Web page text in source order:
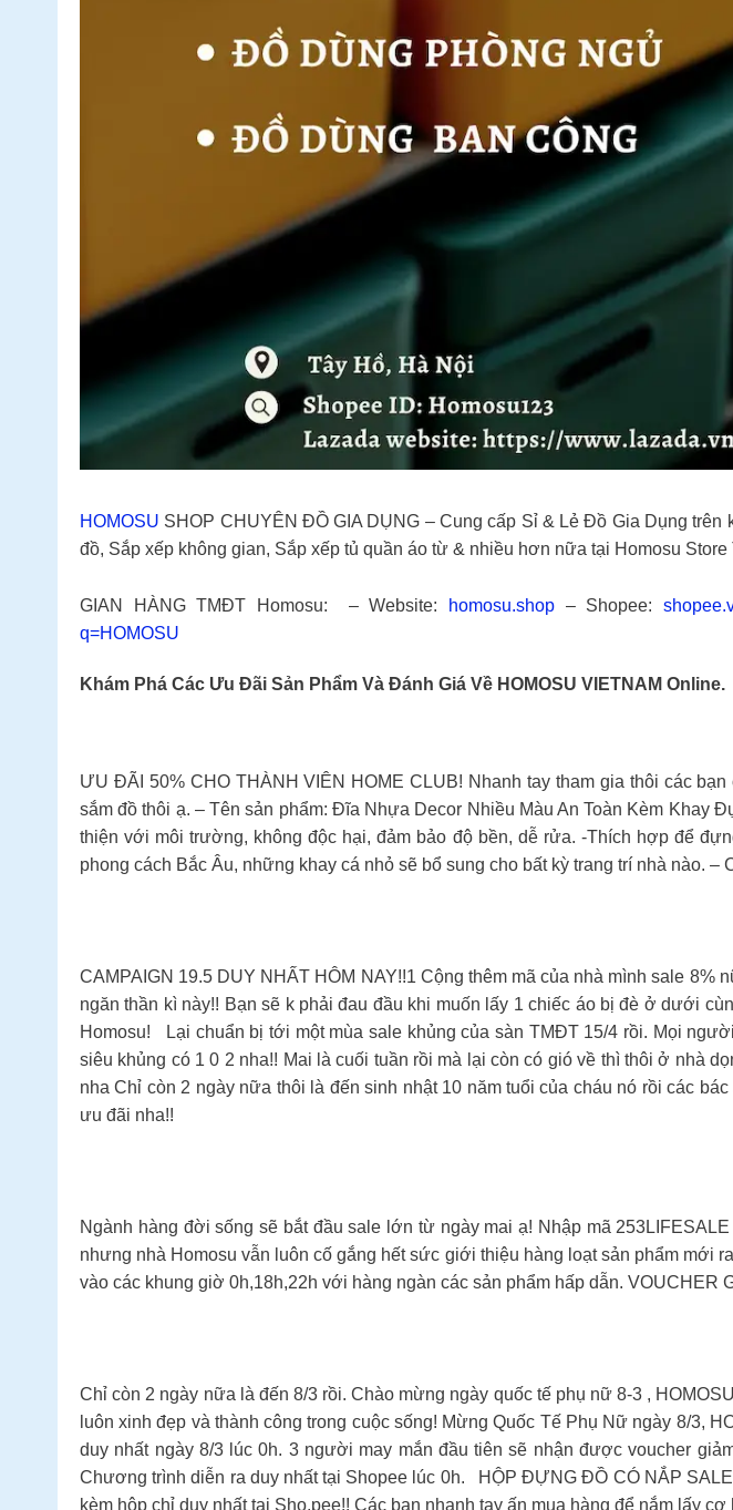
HOMOSU SHOP CHUYÊN ĐỒ GIA DỤNG – Cung cấp Sỉ & Lẻ Đồ Gia Dụng
đồ, Sắp xếp không gian, Sắp xếp tủ quần áo từ & nhiều hơn nữa tại Homosu
GIAN HÀNG TMĐT Homosu: – Website: homosu.shop– Shopee:
q=HOMOSU
Khám Phá Các Ưu Đãi Sản Phẩm Và Đánh Giá Về HOMOSU VIETNAM Online.
ƯU ĐÃI 50% CHO THÀNH VIÊN HOME CLUB! Nhanh tay tham gia thôi các
sắm đồ thôi ạ. – Tên sản phẩm: Đĩa Nhựa Decor Nhiều Màu An Toàn Kèm
thiện với môi trường, không độc hại, đảm bảo độ bền, dễ rửa. -Thích hợp để
phong cách Bắc Âu, những khay cá nhỏ sẽ bổ sung cho bất kỳ trang trí nhà nào.
CAMPAIGN 19.5 DUY NHẤT HÔM NAY!!1 Cộng thêm mã của nhà mình sale
ngăn thần kì này!! Bạn sẽ k phải đau đầu khi muốn lấy 1 chiếc áo bị đè ở dưới
Homosu! Lại chuẩn bị tới một mùa sale khủng của sàn TMĐT 15/4 rồi. Mọi
siêu khủng có 1 0 2 nha!! Mai là cuối tuần rồi mà lại còn có gió về thì thôi ở nhà
nha Chỉ còn 2 ngày nữa thôi là đến sinh nhật 10 năm tuổi của cháu nó rồi các
ưu đãi nha!!
Ngành hàng đời sống sẽ bắt đầu sale lớn từ ngày mai ạ! Nhập mã
nhưng nhà Homosu vẫn luôn cố gắng hết sức giới thiệu hàng loạt sản phẩm mới
vào các khung giờ 0h,18h,22h với hàng ngàn các sản phẩm hấp dẫn. VOUCHER
Chỉ còn 2 ngày nữa là đến 8/3 rồi. Chào mừng ngày quốc tế phụ nữ 8-3 ,
luôn xinh đẹp và thành công trong cuộc sống! Mừng Quốc Tế Phụ Nữ ngày 8/3,
duy nhất ngày 8/3 lúc 0h. 3 người may mắn đầu tiên sẽ nhận được voucher
Chương trình diễn ra duy nhất tại Shopee lúc 0h. HỘP ĐỰNG ĐỒ CÓ NẮP
kèm hộp chỉ duy nhất tại Sho.pee!! Các bạn nhanh tay ấn mua hàng để nắm lấy